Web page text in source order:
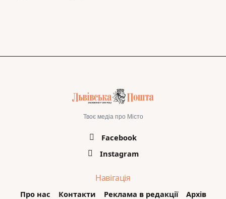
Твоє медіа про Місто
Facebook
Instagram
Навігація
Про нас Контакти Реклама в редакції Архів